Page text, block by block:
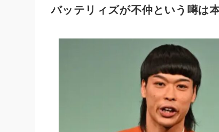
バッテリィズが不仲という噂は